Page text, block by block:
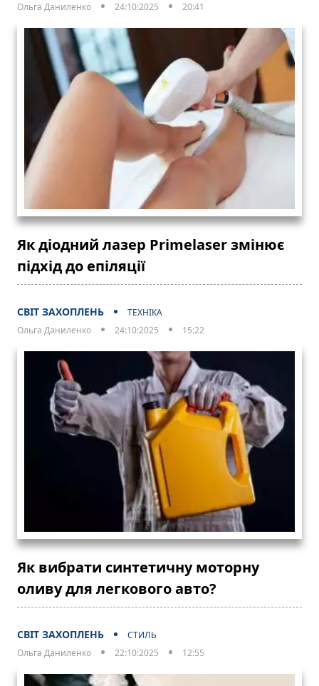
Ольга Даниленко
24:10:2025 20:41
Як діодний лазер Primelaser змінює
підхід до епіляції
СВІТ ЗАХОПЛЕНЬ
ТЕХНІКА
Ольга Даниленко
24:10:2025 15:22
Як вибрати синтетичну моторну
оливу для легкового авто?
СВІТ ЗАХОПЛЕНЬ
СТИЛЬ
Ольга Даниленко
22:10:2025 12:55